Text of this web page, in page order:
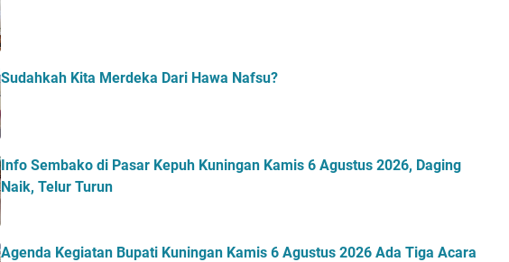
a
Sudahkah Kita Merdeka Dari Hawa Nafsu?
Info Sembako di Pasar Kepuh Kuningan Kamis 6 Agustus 2026, Daging
Naik, Telur Turun
Agenda Kegiatan Bupati Kuningan Kamis 6 Agustus 2026 Ada Tiga Acara